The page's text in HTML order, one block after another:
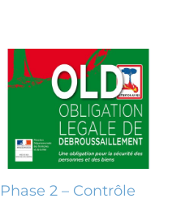
Phase 2 – Contrôle